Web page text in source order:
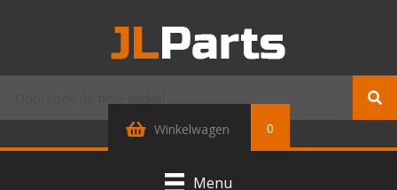
Winkelwagen 0
Menu